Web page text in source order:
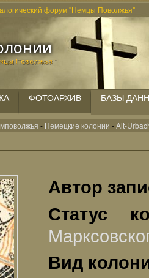
форум "Немцы Поволжья"
ФОТОАРХИВ БАЗЫ
- Немецкие колонии -Alt-
Автор
Статус
Вид